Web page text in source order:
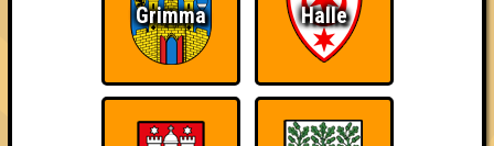
Grimma Halle